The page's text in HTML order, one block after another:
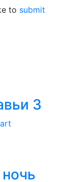
to submit
3